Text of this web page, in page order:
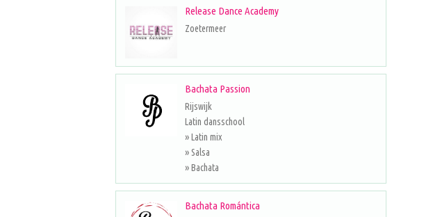
Release Dance Academy
Zoetermeer
Bachata Passion
Rijswijk
Latin dansschool
» Latin mix
» Salsa
» Bachata
Bachata Romántica